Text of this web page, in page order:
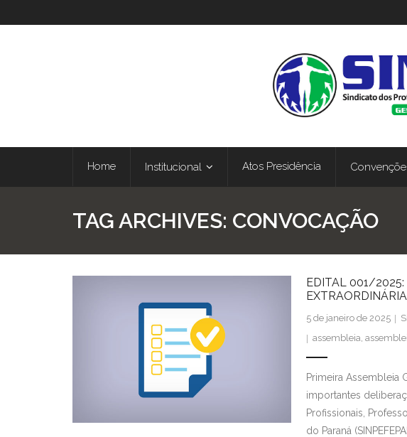
Home Institucional Atos Presidência
TAG ARCHIVES: CONVOCAÇÃO
EDITAL 001/2025:
EXTRAORDINÁRIA
5 de janeiro de 2025
assembleia ,
Primeira Assembleia
importantes
Profissionais,
do Paraná